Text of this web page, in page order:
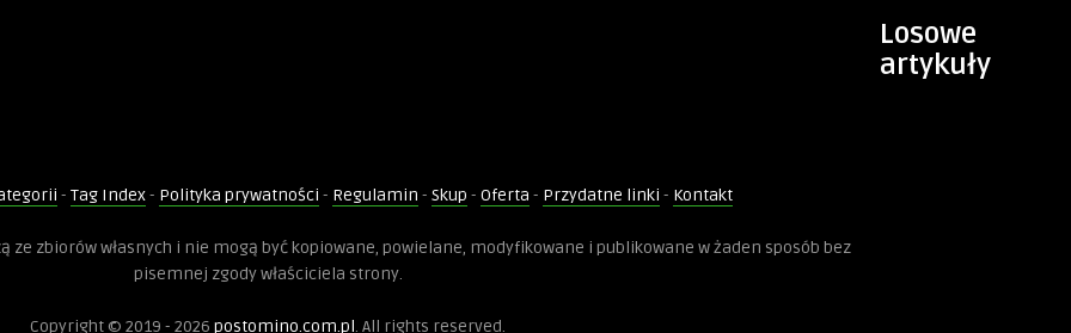
Losowe
artykuły
- Tag Index- Polityka prywatności - Regulamin - Skup - Oferta - Przydatne linki - Kontakt
ze zbiorów własnych i nie mogą być kopiowane, powielane, modyfikowane i publikowane w żaden sposób bez
pisemnej zgody właściciela strony.
Copyright © 2019 - 2026 postomino.com.pl. All rights reserved.